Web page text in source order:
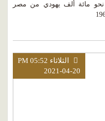
نحو مائة ألف يهودي من مصر
الثلاثاء PM 05:52
2021-04-20